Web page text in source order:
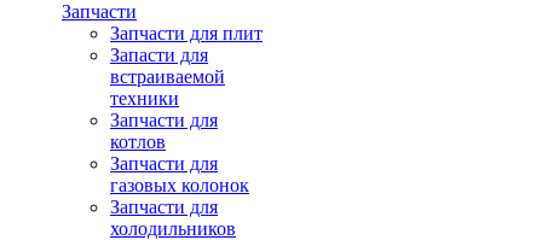
Запчасти
Запчасти для плит
Запасти для
встраиваемой
техники
Запчасти для
котлов
Запчасти для
газовых колонок
Запчасти для
холодильников